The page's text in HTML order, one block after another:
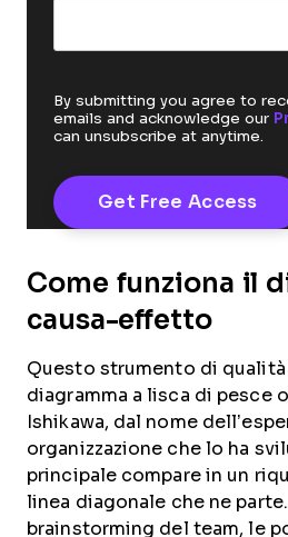
By submitting you agree to
emails and acknowledge our
can unsubscribe at anytime.
Come funziona il
causa-effetto
Questo strumento di
diagramma a lisca di pesce
Ishikawa, dal nome
organizzazione che lo ha
principale compare in un
linea diagonale che ne
brainstorming del team, le